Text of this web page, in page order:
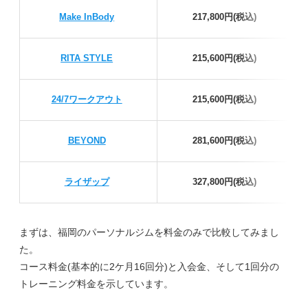
Make InBody 217,800円(税込)
RITA STYLE 215,600円(税込)
24/7ワークアウト 215,600円(税込)
BEYOND 281,600円(税込)
ライザップ 327,800円(税込)
まずは、福岡のパーソナルジムを料金のみで比較してみまし
た。
コース料金(基本的に2ケ月16回分)と入会金、そして1回分の
トレーニング料金を示しています。